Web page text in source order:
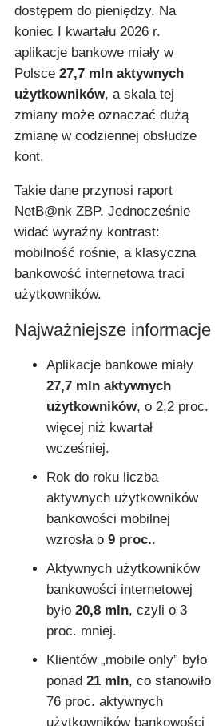
dostępem do pieniędzy. Na
koniec I kwartału 2026 r.
aplikacje bankowe miały w
Polsce 27,7 mln aktywnych
użytkowników, a skala tej
zmiany może oznaczać dużą
zmianę w codziennej obsłudze
kont.
Takie dane przynosi raport
NetB@nk ZBP. Jednocześnie
widać wyraźny kontrast:
mobilność rośnie, a klasyczna
bankowość internetowa traci
użytkowników.
Najważniejsze informacje
Aplikacje bankowe miały
27,7 mln aktywnych
użytkowników, o 2,2 proc.
więcej niż kwartał
wcześniej.
Rok do roku liczba
aktywnych użytkowników
bankowości mobilnej
wzrosła o 9 proc..
Aktywnych użytkowników
bankowości internetowej
było 20,8 mln, czyli o 3
proc. mniej.
Klientów „mobile only” było
ponad 21 mln, co stanowiło
76 proc. aktywnych
użytkowników bankowości